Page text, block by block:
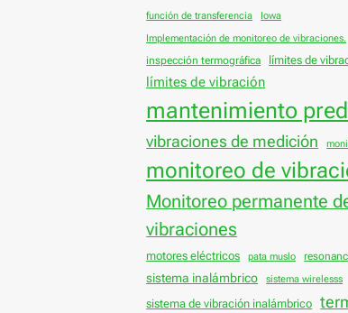
función de transferencia
Iowa
Implementación de monitoreo de vibraciones.
inspección termográfica límites de
límites de vibración
mantenimiento
vibraciones de medición
monitoreo de
Monitoreo permanente
vibraciones
motores eléctricos pata muslo
sistema inalámbrico sistema wirelesss
sistema de vibración inalámbrico